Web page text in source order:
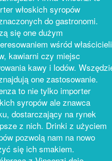
włoskich syropów
do gastronomi.
się one dużym
wśród właścicieli
kawiarni czy miejsc
kawy i lodów.
one zastosowanie.
to nie tylko importer
syropów ale znawca
dostarczający na rynek
z nich. Drinki z użyciem
pozwolą nam na nowo
się ich smakiem.